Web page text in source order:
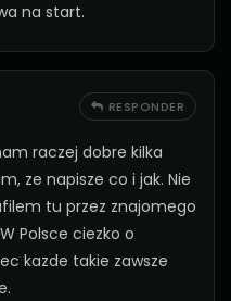
na start.
raczej dobre kilka
ze napisze co i jak. Nie
tu przez znajomego
Polsce ciezko o
kazde takie zawsze
RESPONDER